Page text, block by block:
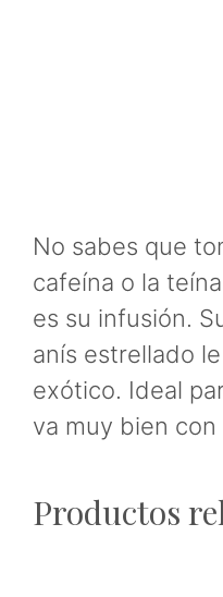
No sabes que
cafeína o la
es su infusión.
anís estrellado
exótico. Ideal
va muy bien con
Productos